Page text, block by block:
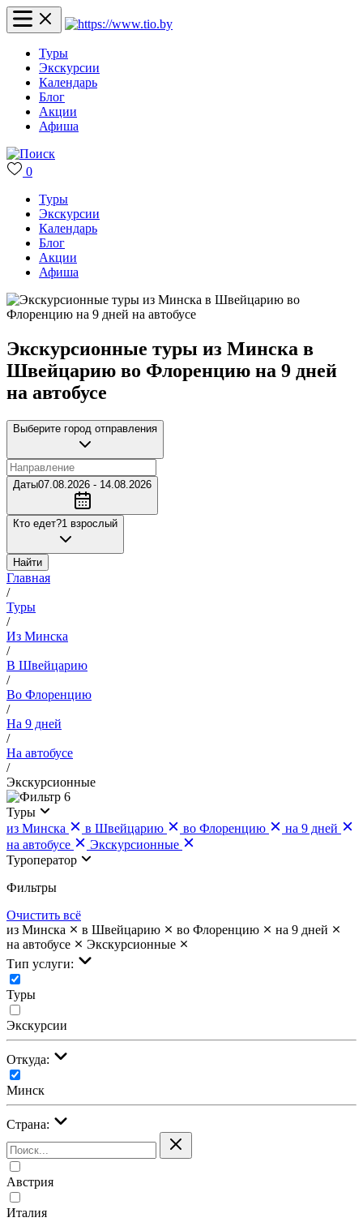
Туры
Экскурсии
Календарь
Блог
Акции
Афиша
0
Туры
Экскурсии
Календарь
Блог
Акции
Афиша
Экскурсионные туры из Минска в
Швейцарию во Флоренцию на 9 дней
на автобусе
Выберите город отправления
Даты07.08.2026 - 14.08.2026
Кто едет?1 взрослый
Найти
Главная
/
Туры
/
Из Минска
/
В Швейцарию
/
Во Флоренцию
/
На 9 дней
/
На автобусе
/
Экскурсионные
6
Туры
из Минска
в Швейцарию во Флоренцию
на 9 дней
на автобусе
Экскурсионные
Туроператор
Фильтры
Очистить всё
из Минска
в Швейцарию во Флоренцию
на 9 дней
на автобусе
Экскурсионные
Тип услуги:
Туры
Экскурсии
Откуда:
Минск
Страна:
Австрия
Италия